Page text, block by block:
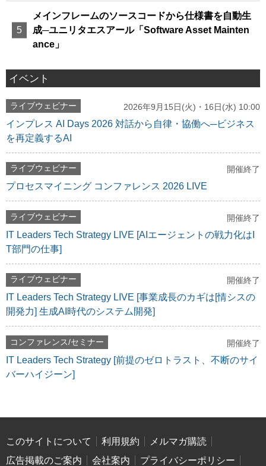
メインフレームのソースコードから仕様書を自動生
成─ユニリタエスアール「Software Asset Mainten
ance」
イベント
ライブウェビナー 2026年9月15日(火)・16日(水) 10:00
インプレス AI Days 2026 対話から自律・協働へ─ビジネス
を再定義するAI
ライブウェビナー 開催終了
プロセスマイニング コンファレンス 2026 LIVE
ライブウェビナー 開催終了
IT Leaders Tech Strategy LIVE [AIエージェントの戦力化はI
T部門の仕事]
ライブウェビナー 開催終了
IT Leaders Tech Strategy LIVE [事業成長のカギは[情シスの
開発力] 生成AI時代のシステム開発]
コンファレンス/セミナー 開催終了
IT Leaders Tech Strategy [前提のゼロトラスト、不断のサイ
バーハイジーン]
このサイトについて 利用規約
メルマガ購読
広告掲載のご案内
会社案内
プライバシーポリシー